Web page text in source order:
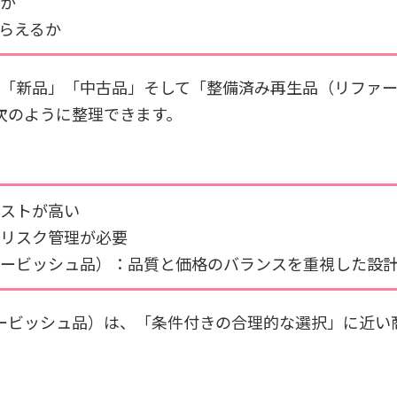
えるか
新品」「中古品」そして「整備済み再生品（リファ
ように整理できます。
トが高い
スク管理が必要
ビッシュ品）：品質と価格のバランスを重視した設
ッシュ品）は、「条件付きの合理的な選択」に近い